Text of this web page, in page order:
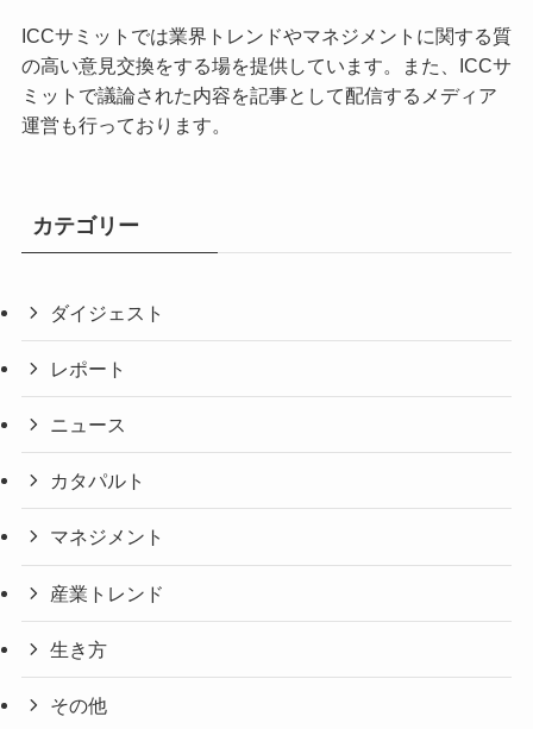
ICCサミットでは業界トレンドやマネジメントに関する質
の高い意見交換をする場を提供しています。また、ICCサ
ミットで議論された内容を記事として配信するメディア
運営も行っております。
カテゴリー
ダイジェスト
レポート
ニュース
カタパルト
マネジメント
産業トレンド
生き方
その他